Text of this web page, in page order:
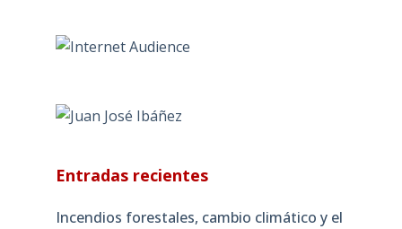
Entradas recientes
Incendios forestales, cambio climático y el